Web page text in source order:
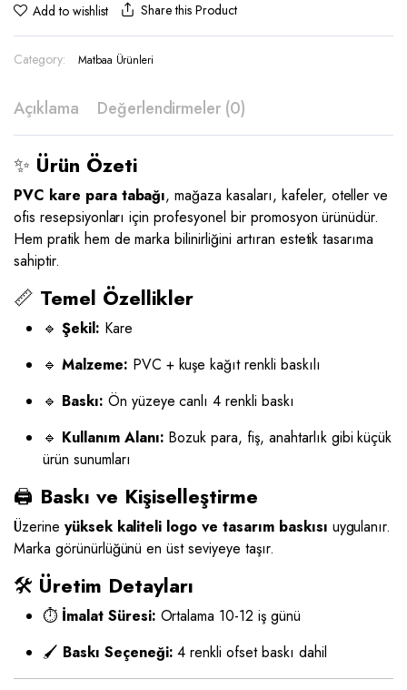
Add to wishlist Share this Product
Category: Matbaa Ürünleri
Açıklama Değerlendirmeler (0)
✨ Ürün Özeti
PVC kare para tabağı, mağaza kasaları, kafeler, oteller ve
ofis resepsiyonları için profesyonel bir promosyon ürünüdür.
Hem pratik hem de marka bilinirliğini artıran estetik tasarıma
sahiptir.
📏 Temel Özellikler
🔹 Şekil: Kare
🔹 Malzeme: PVC + kuşe kağıt renkli baskılı
🔹 Baskı: Ön yüzeye canlı 4 renkli baskı
🔹 Kullanım Alanı: Bozuk para, fiş, anahtarlık gibi küçük
ürün sunumları
🖨️ Baskı ve Kişiselleştirme
Üzerine yüksek kaliteli logo ve tasarım baskısı uygulanır.
Marka görünürlüğünü en üst seviyeye taşır.
🛠️ Üretim Detayları
⏱️ İmalat Süresi: Ortalama 10-12 iş günü
🖌️ Baskı Seçeneği: 4 renkli ofset baskı dahil